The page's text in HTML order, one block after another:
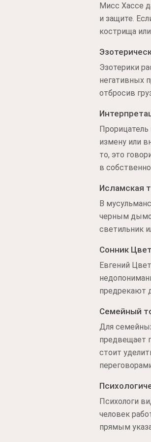
Мисс Хассе
и защите.
кострища
Эзотерики
негативных
отбросив
измену или
то, это
в
Исламская
В
черным
светильник
Сонник
Евгений
предрекают
Семейный
Для
предвещает
стоит
Психологи
человек
прямым